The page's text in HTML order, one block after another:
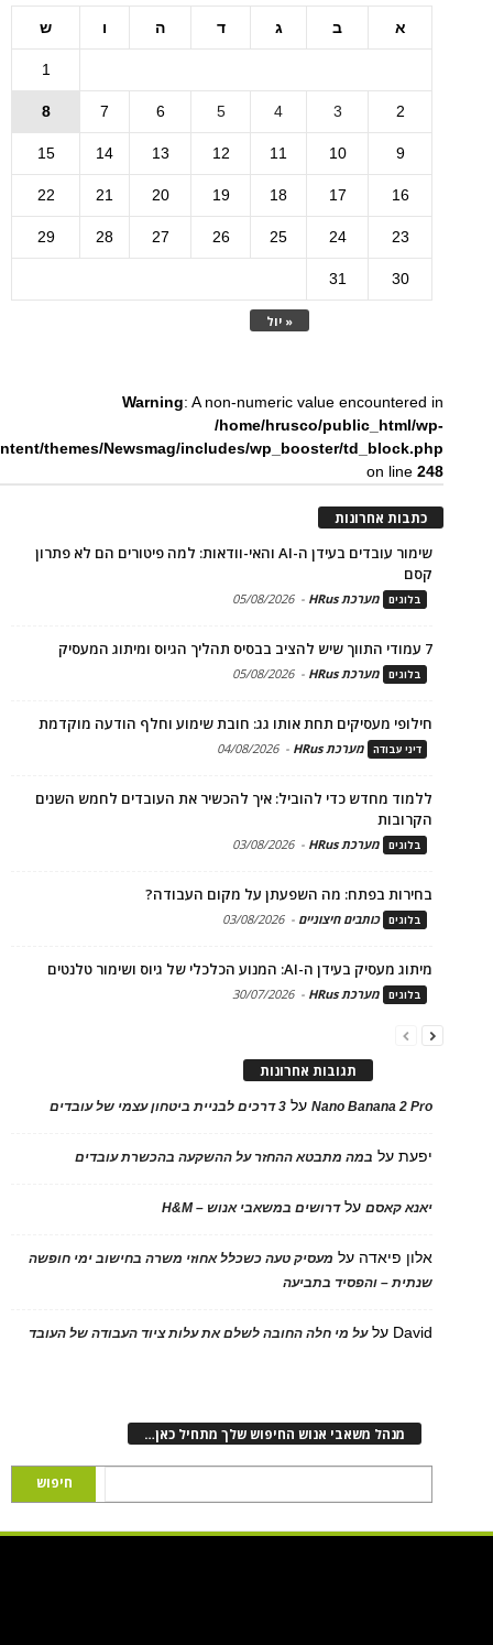
א ב ג ד ה ו ש
« יול
1
2
3
4
5
6
7
8
9
10
11
12
13
14
15
16
17
18
19
20
21
22
23
24
25
26
27
28
29
30
31
Warning: A non-numeric value encountered in
/home/hrusco/public_html/wp-
themes/Newsmag/includes/wp_booster/td_block.php
on line248
כתבות אחרונות
שימור עובדים בעידן ה-AI והאי-וודאות: למה פיטורים הם לא פתרון
קסם
בלוגים מערכת HRus -
05/08/2026
7 עמודי התווך שיש להציב בבסיס תהליך הגיוס ומיתוג המעסיק
בלוגים מערכת HRus -
05/08/2026
חילופי מעסיקים תחת אותו גג: חובת שימוע וחלף הודעה מוקדמת
דיני עבודה מערכת HRus -
04/08/2026
ללמוד מחדש כדי להוביל: איך להכשיר את העובדים לחמש השנים
הקרובות
בלוגים מערכת HRus -
03/08/2026
בחירות בפתח: מה השפעתן על מקום העבודה?
בלוגים כותבים חיצוניים -
03/08/2026
מיתוג מעסיק בעידן ה-AI: המנוע הכלכלי של גיוס ושימור טלנטים
בלוגים מערכת HRus -
30/07/2026
תגובות אחרונות
Nano Banana 2 Proעל 3 דרכים לבניית ביטחון עצמי של עובדים
יפעתעל במה מתבטא ההחזר על ההשקעה בהכשרת עובדים
יאנא קאסםעלדרושים במשאבי אנוש – H&M
אלון פיאדה על מעסיק טעה כשכלל אחוזי משרה בחישוב ימי חופשה
שנתית – והפסיד בתביעה
David עלעל מי חלה החובה לשלם את עלות ציוד העבודה של העובד
מנהל משאבי אנוש החיפוש שלך מתחיל כאן…